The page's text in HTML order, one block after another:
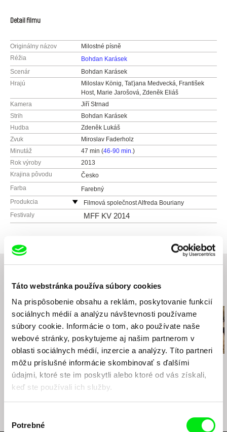
Táto webstránka používa súbory cookies
Na prispôsobenie obsahu a reklám, poskytovanie funkcií
sociálnych médií a analýzu návštevnosti používame
súbory cookie. Informácie o tom, ako používate naše
webové stránky, poskytujeme aj našim partnerom v
oblasti sociálnych médií, inzercie a analýzy. Títo partneri
môžu príslušné informácie skombinovať s ďalšími
údajmi, ktoré ste im poskytli alebo ktoré od vás získali,
keď ste používali ich služby.
súhlasu
Potrebné
Detail filmu
Originálny názov
Milostné písně
Réžia
Bohdan Karásek
Scenár
Bohdan Karásek
Hrajú
Miloslav König, Taťjana Medvecká, František
Host, Marie Jarošová, Zdeněk Eliáš
Kamera
Jiří Strnad
Strih
Bohdan Karásek
Hudba
Zdeněk Lukáš
Zvuk
Miroslav Faderholz
Minutáž
47 min (46-90 min.)
Rok výroby
2013
Krajina pôvodu
Česko
Farba
Farebný
Produkcia
Filmová společnost Alfreda Bouriany
Česko
Festivaly MFF KV 2014
Drahomíra Vihanová
Správa o putovaní
študentov Petra a
Jakuba
Dušan Hanák
Ja milujem, ty miluješ
Dušan Hanák
Ružové sny